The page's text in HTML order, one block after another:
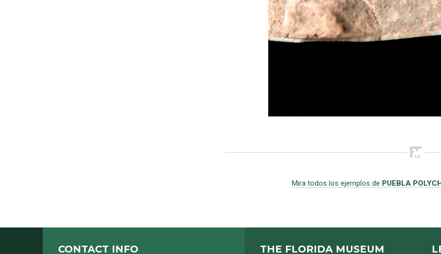
Mira todos los ejemplos de PUEBLA
CONTACT INFO THE FLORIDA MUSEUM